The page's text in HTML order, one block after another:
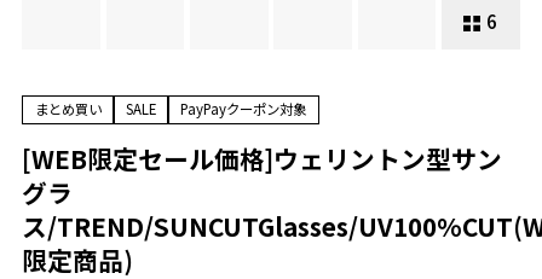
6
まとめ買い SALE PayPayクーポン対象
[WEB限定セール価格]ウェリントン型サン
グラ
ス/TREND/SUNCUTGlasses/
限定商品)